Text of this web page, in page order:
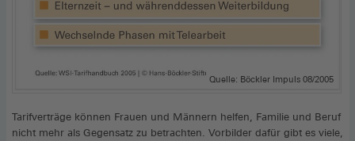
Quelle: Böckler Impuls 08/2005
Tarifverträge können Frauen und Männern helfen, Familie und Beruf
nicht mehr als Gegensatz zu betrachten. Vorbilder dafür gibt es viele,